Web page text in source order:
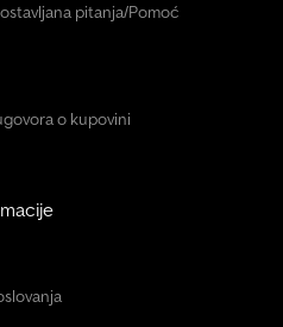
pitanja/Pomoć
o kupovini